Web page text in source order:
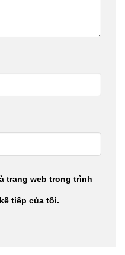
trang web trong trình
tiếp của tôi.